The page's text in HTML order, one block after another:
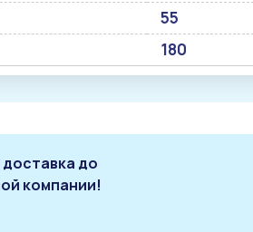
55
180
до
компании!